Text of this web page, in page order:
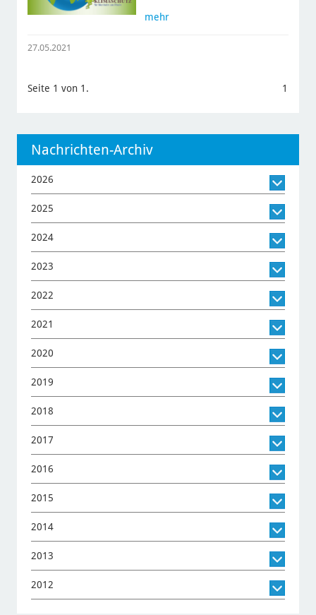
mehr
27.05.2021
Seite 1 von 1. 1
Nachrichten-Archiv
2026
2025
2024
2023
2022
2021
2020
2019
2018
2017
2016
2015
2014
2013
2012